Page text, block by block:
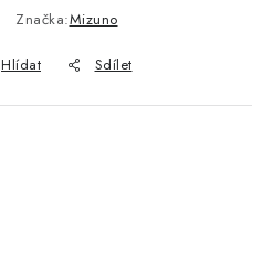
Značka:Mizuno
Hlídat Sdílet